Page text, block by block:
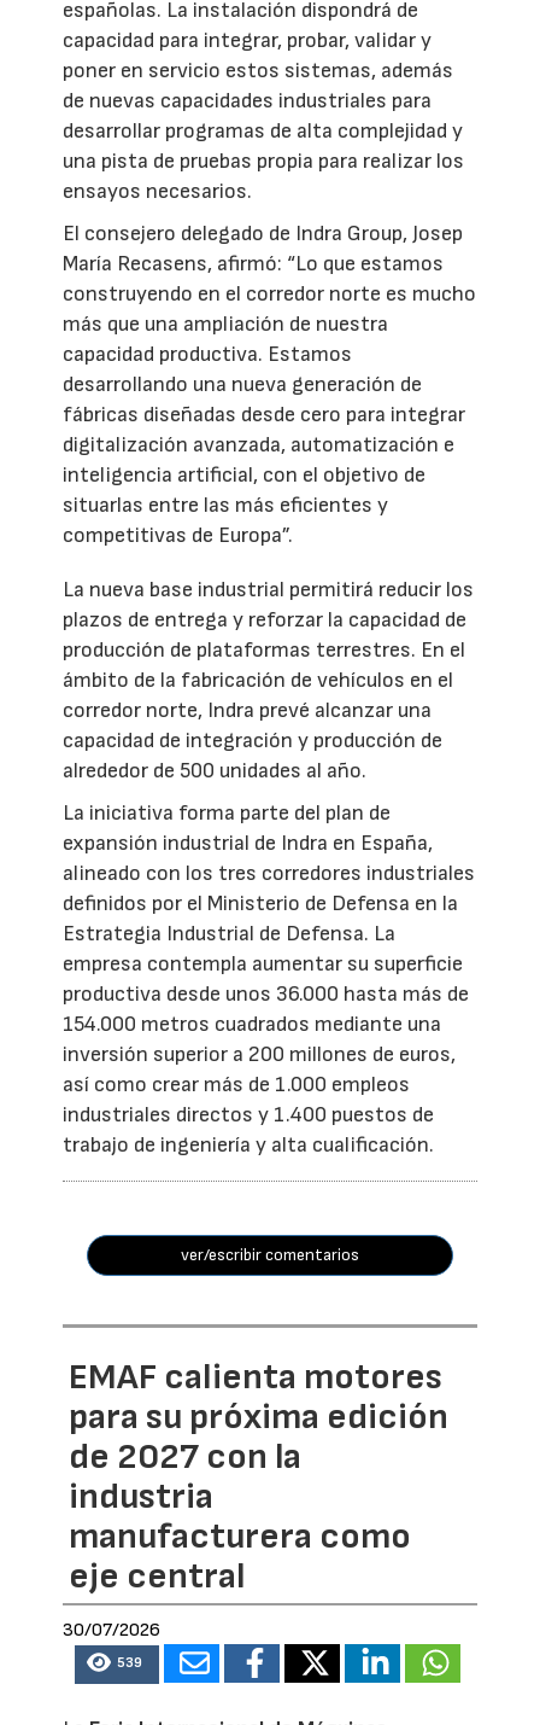
españolas. La instalación dispondrá de
capacidad para integrar, probar, validar y
poner en servicio estos sistemas, además
de nuevas capacidades industriales para
desarrollar programas de alta complejidad y
una pista de pruebas propia para realizar los
ensayos necesarios.
El consejero delegado de Indra Group, Josep
María Recasens, afirmó: “Lo que estamos
construyendo en el corredor norte es mucho
más que una ampliación de nuestra
capacidad productiva. Estamos
desarrollando una nueva generación de
fábricas diseñadas desde cero para integrar
digitalización avanzada, automatización e
inteligencia artificial, con el objetivo de
situarlas entre las más eficientes y
competitivas de Europa”.
La nueva base industrial permitirá reducir los
plazos de entrega y reforzar la capacidad de
producción de plataformas terrestres. En el
ámbito de la fabricación de vehículos en el
corredor norte, Indra prevé alcanzar una
capacidad de integración y producción de
alrededor de 500 unidades al año.
La iniciativa forma parte del plan de
expansión industrial de Indra en España,
alineado con los tres corredores industriales
definidos por el Ministerio de Defensa en la
Estrategia Industrial de Defensa. La
empresa contempla aumentar su superficie
productiva desde unos 36.000 hasta más de
154.000 metros cuadrados mediante una
inversión superior a 200 millones de euros,
así como crear más de 1.000 empleos
industriales directos y 1.400 puestos de
trabajo de ingeniería y alta cualificación.
ver/escribir comentarios
EMAF calienta motores
para su próxima edición
de 2027 con la
industria
manufacturera como
eje central
30/07/2026
539